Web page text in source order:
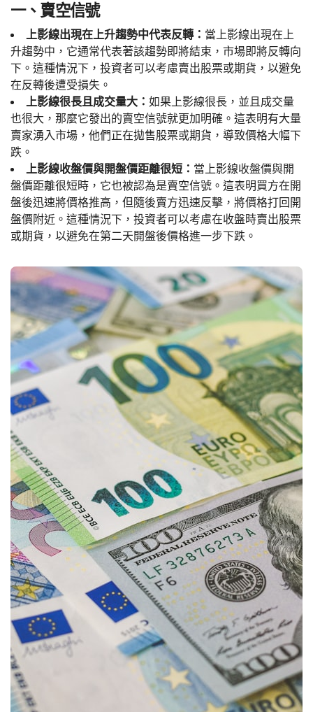
一、賣空信號
上影線出現在上升趨勢中代表反轉： 當上影線出現在上
升趨勢中，它通常代表著該趨勢即將結束，市場即將反轉向
下。這種情況下，投資者可以考慮賣出股票或期貨，以避免
在反轉後遭受損失。
上影線很長且成交量大： 如果上影線很長，並且成交量
也很大，那麼它發出的賣空信號就更加明確。這表明有大量
賣家湧入市場，他們正在拋售股票或期貨，導致價格大幅下
跌。
上影線收盤價與開盤價距離很短： 當上影線收盤價與開
盤價距離很短時，它也被認為是賣空信號。這表明買方在開
盤後迅速將價格推高，但隨後賣方迅速反擊，將價格打回開
盤價附近。這種情況下，投資者可以考慮在收盤時賣出股票
或期貨，以避免在第二天開盤後價格進一步下跌。